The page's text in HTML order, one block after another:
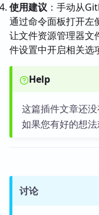
使用建议 ：手动从
通过命令面板打开左
让文件资源管理器文
件设置中开启相关选
Help
这篇插件文章还
如果您有好的想法
讨论